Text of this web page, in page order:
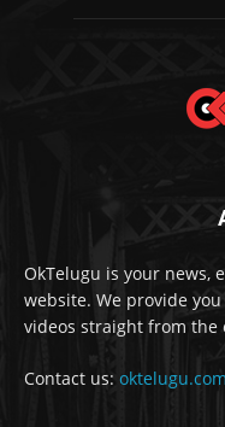
OkTelugu is your news,
website. We provide
videos straight from
Contact us: